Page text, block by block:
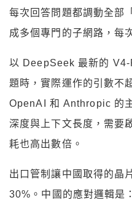
每次回答問題都調動全部
成多個專門的子網路，每
以 DeepSeek 最新的 V4-
題時，實際運作的引數不
OpenAI 和 Anthropic 的
深度與上下文長度，需要
耗也高出數倍。
出口管制讓中國取得的晶
30%。中國的應對邏輯是